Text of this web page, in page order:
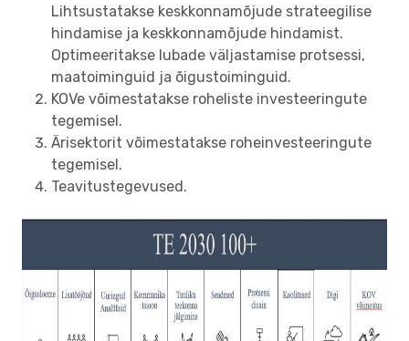
Lihtsustatakse keskkonnamõjude strateegilise
hindamise ja keskkonnamõjude hindamist.
Optimeeritakse lubade väljastamise protsessi,
maatoiminguid ja õigustoiminguid.
KOVe võimestatakse roheliste investeeringute
tegemisel.
Ärisektorit võimestatakse roheinvesteeringute
tegemisel.
Teavitustegevused.